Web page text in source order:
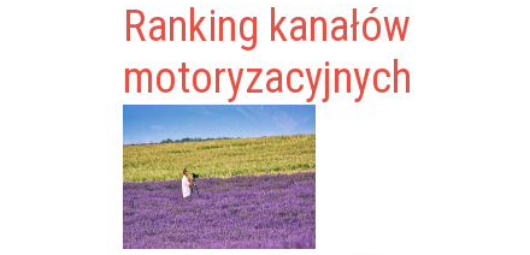
Ranking kanałów
motoryzacyjnych